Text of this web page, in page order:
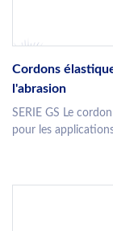
Cordons
l'abrasion
SERIE GS Le
pour les